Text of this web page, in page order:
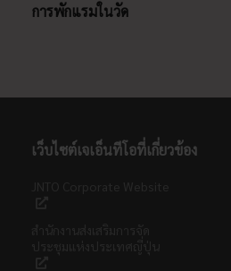
การพักแรมในวัด
เว็บไซต์เจเอ็นทีโอที่เกี่ยวข้อง